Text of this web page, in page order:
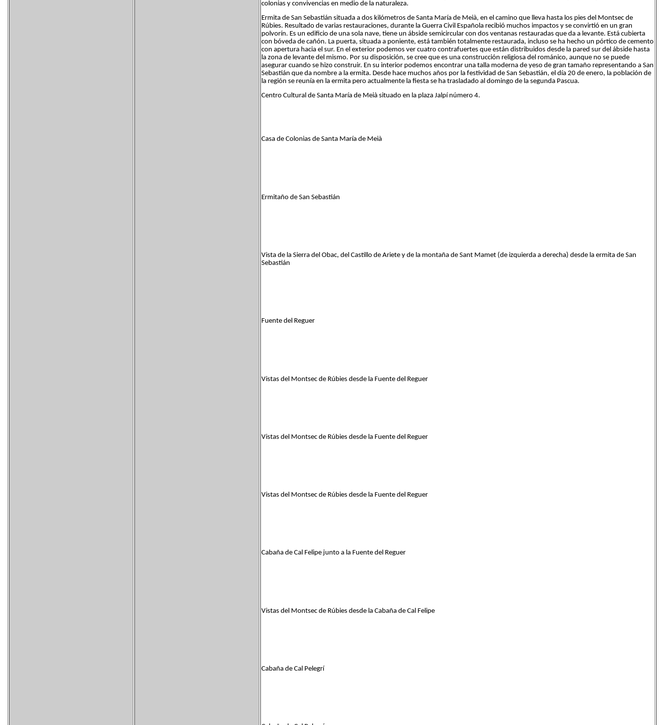
colonias y convivencias en medio de la naturaleza.
Ermita de San Sebastián situada a dos kilómetros de Santa María de Meià, en el camino que lleva hasta los pies del Montsec de
Rúbies. Resultado de varias restauraciones, durante la Guerra Civil Española recibió muchos impactos y se convirtió en un gran
polvorín. Es un edificio de una sola nave, tiene un ábside semicircular con dos ventanas restauradas que da a levante. Está cubierta
con bóveda de cañón. La puerta, situada a poniente, está también totalmente restaurada, incluso se ha hecho un pórtico de cemento
con apertura hacia el sur. En el exterior podemos ver cuatro contrafuertes que están distribuidos desde la pared sur del ábside hasta
la zona de levante del mismo. Por su disposición, se cree que es una construcción religiosa del románico, aunque no se puede
asegurar cuando se hizo construir. En su interior podemos encontrar una talla moderna de yeso de gran tamaño representando a San
Sebastián que da nombre a la ermita. Desde hace muchos años por la festividad de San Sebastián, el día 20 de enero, la población de
la región se reunía en la ermita pero actualmente la fiesta se ha trasladado al domingo de la segunda Pascua.
Centro Cultural de Santa María de Meià situado en la plaza Jalpí número 4.
Casa de Colonias de Santa María de Meià
Ermitaño de San Sebastián
Vista de la Sierra del Obac, del Castillo de Ariete y de la montaña de Sant Mamet (de izquierda a derecha) desde la ermita de San
Sebastián
Fuente del Reguer
Vistas del Montsec de Rúbies desde la Fuente del Reguer
Vistas del Montsec de Rúbies desde la Fuente del Reguer
Vistas del Montsec de Rúbies desde la Fuente del Reguer
Cabaña de Cal Felipe junto a la Fuente del Reguer
Vistas del Montsec de Rúbies desde la Cabaña de Cal Felipe
Cabaña de Cal Pelegrí